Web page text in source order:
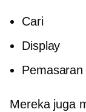
Cari
Display
Pemasaran
Mereka juga